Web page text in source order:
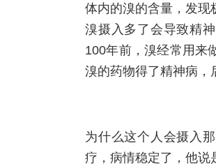
体内的溴的含量，发现
溴摄入多了会导致精
100年前，溴经常用来
溴的药物得了精神病，
为什么这个人会摄入
疗，病情稳定了，他说